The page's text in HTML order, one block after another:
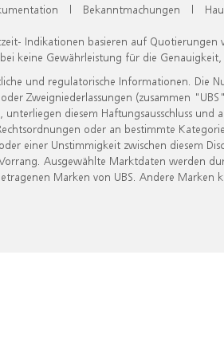
| Bekanntmachungen |
Indikationen basieren auf
keine Gewährleistung für die
und regulatorische Informationen. Die
Zweigniederlassungen (zusammen
diesem Haftungsausschluss
oder an bestimmte
einer Unstimmigkeit zwischen diesem
Ausgewählte Marktdaten werden
Marken von UBS. Andere Marken